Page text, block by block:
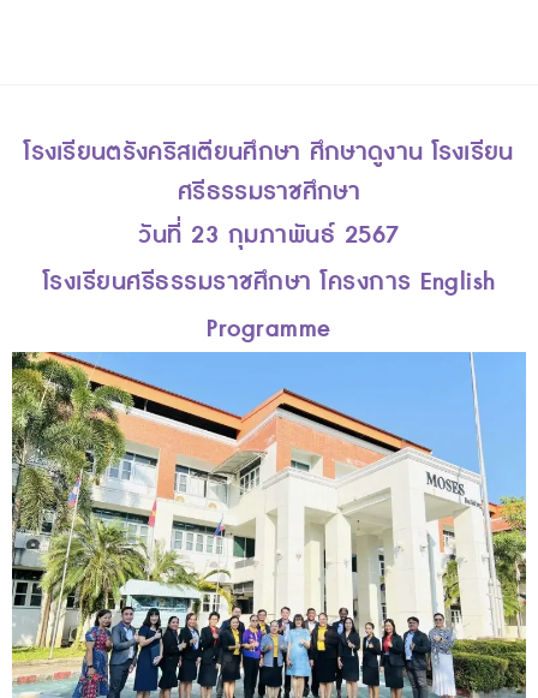
โรงเรียนตรังคริสเตียนศึกษา ศึกษาดูงาน โรงเรียน
ศรีธรรมราชศึกษา
วันที่ 23 กุมภาพันธ์ 2567
โรงเรียนศรีธรรมราชศึกษา โครงการ English
Programme